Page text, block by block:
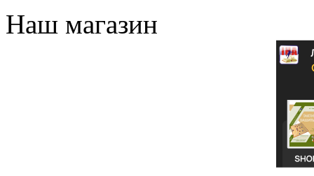
Наш магазин